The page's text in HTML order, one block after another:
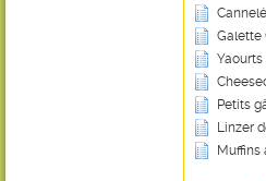
Galette
Yaourts
Petits
Linzer
Muffins